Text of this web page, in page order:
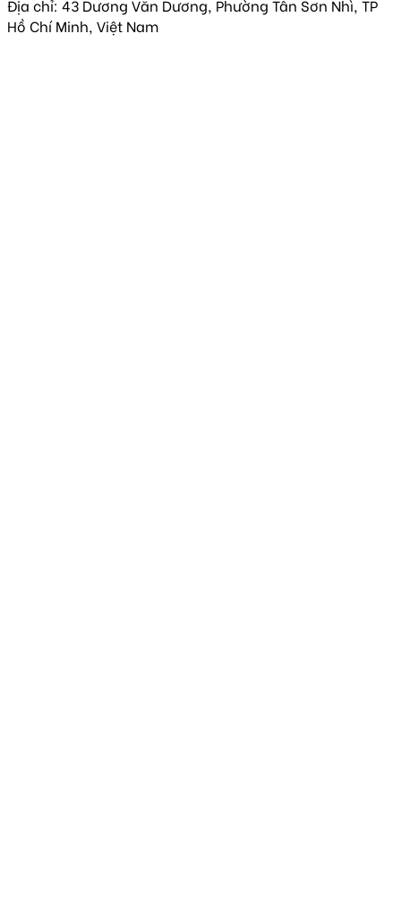
Địa chỉ: 43 Dương Văn Dương, Phường Tân Sơn Nhì, TP
Hồ Chí Minh, Việt Nam